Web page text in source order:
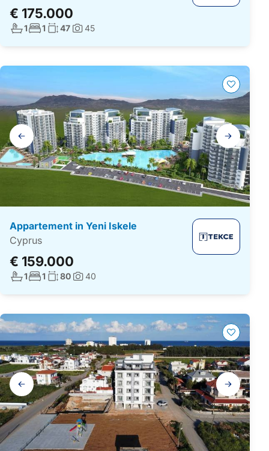
€ 175.000
Aantal badkamers:
1Aantal slaapkamers:
1 Woonoppervlakte:
47 Foto's:
45
Galerij
navigatie
Appartement in Yeni Iskele
Cyprus
€ 159.000
Aantal badkamers:
1Aantal slaapkamers:
1 Woonoppervlakte:
80Foto's:
40
Galerij
navigatie